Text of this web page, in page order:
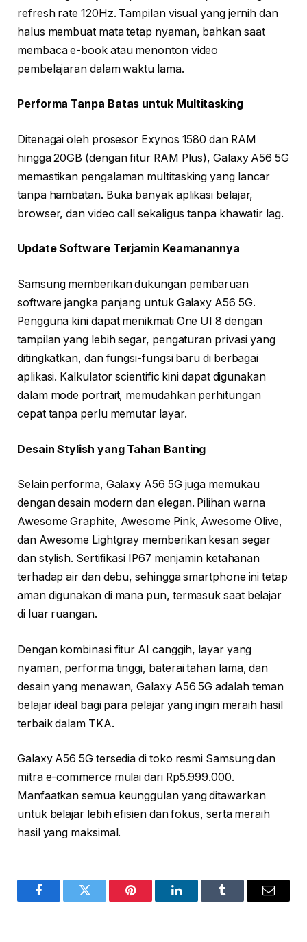
refresh rate 120Hz. Tampilan visual yang jernih dan
halus membuat mata tetap nyaman, bahkan saat
membaca e-book atau menonton video
pembelajaran dalam waktu lama.
Performa Tanpa Batas untuk Multitasking
Ditenagai oleh prosesor Exynos 1580 dan RAM
hingga 20GB (dengan fitur RAM Plus), Galaxy A56 5G
memastikan pengalaman multitasking yang lancar
tanpa hambatan. Buka banyak aplikasi belajar,
browser, dan video call sekaligus tanpa khawatir lag.
Update Software Terjamin Keamanannya
Samsung memberikan dukungan pembaruan
software jangka panjang untuk Galaxy A56 5G.
Pengguna kini dapat menikmati One UI 8 dengan
tampilan yang lebih segar, pengaturan privasi yang
ditingkatkan, dan fungsi-fungsi baru di berbagai
aplikasi. Kalkulator scientific kini dapat digunakan
dalam mode portrait, memudahkan perhitungan
cepat tanpa perlu memutar layar.
Desain Stylish yang Tahan Banting
Selain performa, Galaxy A56 5G juga memukau
dengan desain modern dan elegan. Pilihan warna
Awesome Graphite, Awesome Pink, Awesome Olive,
dan Awesome Lightgray memberikan kesan segar
dan stylish. Sertifikasi IP67 menjamin ketahanan
terhadap air dan debu, sehingga smartphone ini tetap
aman digunakan di mana pun, termasuk saat belajar
di luar ruangan.
Dengan kombinasi fitur AI canggih, layar yang
nyaman, performa tinggi, baterai tahan lama, dan
desain yang menawan, Galaxy A56 5G adalah teman
belajar ideal bagi para pelajar yang ingin meraih hasil
terbaik dalam TKA.
Galaxy A56 5G tersedia di toko resmi Samsung dan
mitra e-commerce mulai dari Rp5.999.000.
Manfaatkan semua keunggulan yang ditawarkan
untuk belajar lebih efisien dan fokus, serta meraih
hasil yang maksimal.
FacebookTwitter Pinterest LinkedInTumblr Email